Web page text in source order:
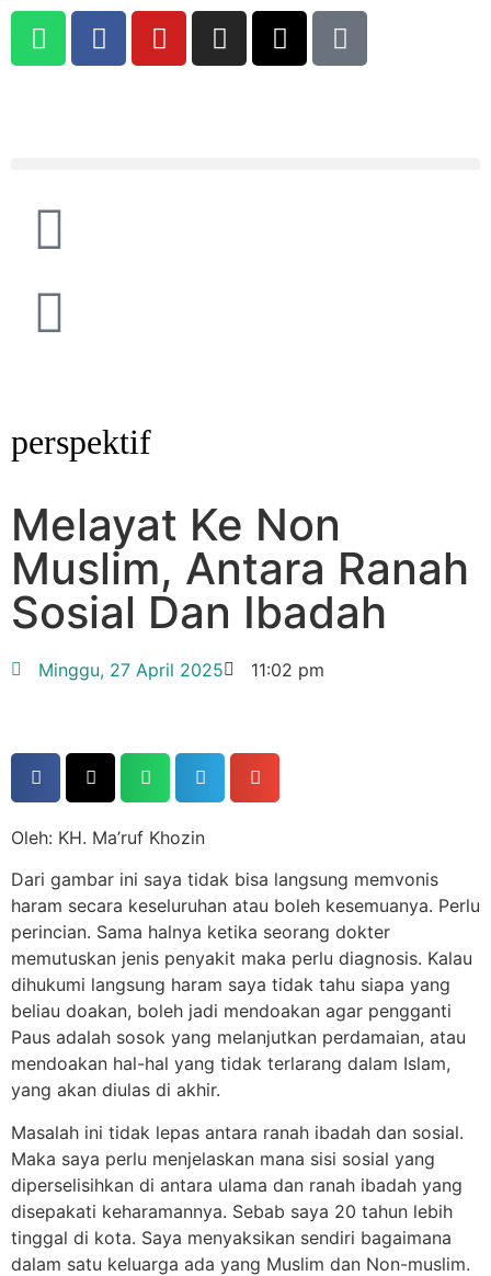
perspektif
Melayat Ke Non
Muslim, Antara Ranah
Sosial Dan Ibadah
Minggu, 27 April 2025 11:02 pm
Oleh: KH. Ma’ruf Khozin
Dari gambar ini saya tidak bisa langsung memvonis
haram secara keseluruhan atau boleh kesemuanya. Perlu
perincian. Sama halnya ketika seorang dokter
memutuskan jenis penyakit maka perlu diagnosis. Kalau
dihukumi langsung haram saya tidak tahu siapa yang
beliau doakan, boleh jadi mendoakan agar pengganti
Paus adalah sosok yang melanjutkan perdamaian, atau
mendoakan hal-hal yang tidak terlarang dalam Islam,
yang akan diulas di akhir.
Masalah ini tidak lepas antara ranah ibadah dan sosial.
Maka saya perlu menjelaskan mana sisi sosial yang
diperselisihkan di antara ulama dan ranah ibadah yang
disepakati keharamannya. Sebab saya 20 tahun lebih
tinggal di kota. Saya menyaksikan sendiri bagaimana
dalam satu keluarga ada yang Muslim dan Non-muslim.